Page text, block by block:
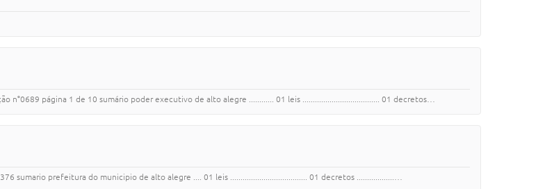
página 1 de 10 sumário poder executivo de alto alegre ............ 01 leis ..................................... 01 decretos…
sumario prefeitura do municipio de alto alegre .... 01 leis ..................................... 01 decretos ..................…